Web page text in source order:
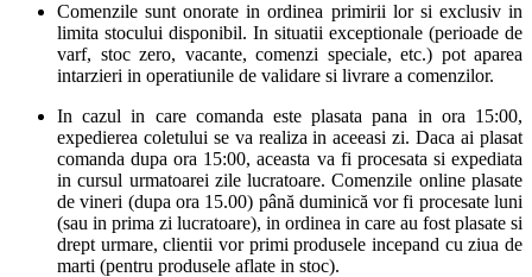
Comenzile sunt onorate in ordinea primirii lor si exclusiv in
limita stocului disponibil. In situatii exceptionale (perioade de
varf, stoc zero, vacante, comenzi speciale, etc.) pot aparea
intarzieri in operatiunile de validare si livrare a comenzilor.
In cazul in care comanda este plasata pana in ora 15:00,
expedierea coletului se va realiza in aceeasi zi. Daca ai plasat
comanda dupa ora 15:00, aceasta va fi procesata si expediata
in cursul urmatoarei zile lucratoare. Comenzile online plasate
de vineri (dupa ora 15.00) până duminică vor fi procesate luni
(sau in prima zi lucratoare), in ordinea in care au fost plasate si
drept urmare, clientii vor primi produsele incepand cu ziua de
marti (pentru produsele aflate in stoc).